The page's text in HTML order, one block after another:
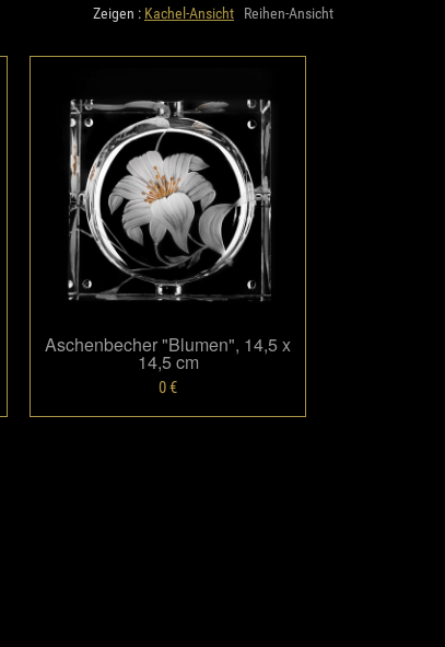
Zeigen : Kachel-Ansicht Reihen-Ansicht
Aschenbecher "Blumen", 14,5 x
14,5 cm
0 €
x 14,5 cm
Размер: 14.5 х 14.5
Mehr